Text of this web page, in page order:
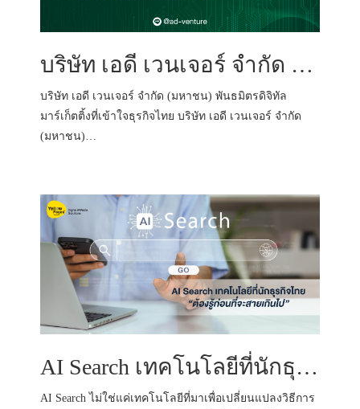
บริษัท เอดี เวนเจอร์ จำกัด (มหาชน) พันธมิตรดิจิทัลมาร์เก็ตติ้งที่เข้าใจธุรกิจไทย
บริษัท เอดี เวนเจอร์ จำกัด (มหาชน) พันธมิตรดิจิทัล
มาร์เก็ตติ้งที่เข้าใจธุรกิจไทย บริษัท เอดี เวนเจอร์ จำกัด
(มหาชน)…
AI Search เทคโนโลยีที่นักธุรกิจไทยต้องรู้ก่อนที่จะสายเกินไป
AI Search ไม่ใช่แค่เทคโนโลยีที่มาเพื่อเปลี่ยนแปลงวิธีการ